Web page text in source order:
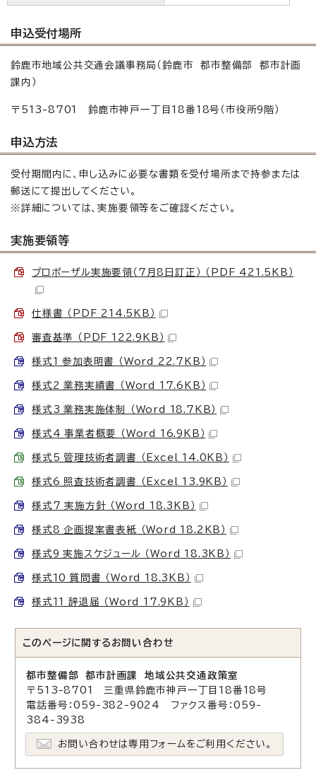
申込受付場所
鈴鹿市地域公共交通会議事務局（鈴鹿市 都市整備部 都市計画
課内）
〒513-8701 鈴鹿市神戸一丁目18番18号（市役所9階）
申込方法
受付期間内に、申し込みに必要な書類を受付場所まで持参または
郵送にて提出してください。
※詳細については、実施要領等をご確認ください。
実施要領等
プロポーザル実施要領（7月8日訂正） （PDF 421.5KB）
仕様書 （PDF 214.5KB）
審査基準 （PDF 122.9KB）
様式1_参加表明書 （Word 22.7KB）
様式2_業務実績書 （Word 17.6KB）
様式3_業務実施体制 （Word 18.7KB）
様式4_事業者概要 （Word 16.9KB）
様式5_管理技術者調書 （Excel 14.0KB）
様式6_照査技術者調書 （Excel 13.9KB）
様式7_実施方針 （Word 18.3KB）
様式8_企画提案書表紙 （Word 18.2KB）
様式9_実施スケジュール （Word 18.3KB）
様式10_質問書 （Word 18.3KB）
様式11_辞退届 （Word 17.9KB）
このページに関する お問い合わせ
都市整備部 都市計画課 地域公共交通政策室
〒513-8701 三重県鈴鹿市神戸一丁目18番18号
電話番号：059-382-9024 ファクス番号：059-
384-3938
お問い合わせは専用フォームをご利用ください。